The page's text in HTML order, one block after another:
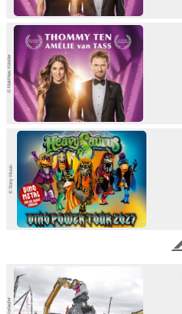
© Matthias Köstler
© Sony Music